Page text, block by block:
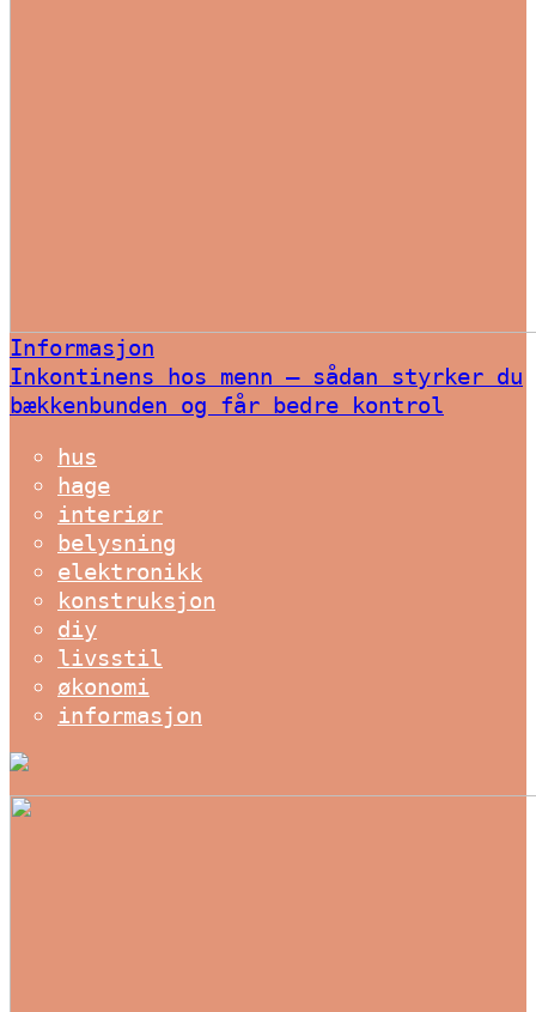
Informasjon
Inkontinens hos menn – sådan styrker du
bækkenbunden og får bedre kontrol
hus
hage
interiør
belysning
elektronikk
konstruksjon
diy
livsstil
økonomi
informasjon